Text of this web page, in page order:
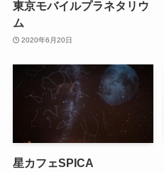
東京モバイルプラネタリウ
ム
2020年6月20日
星カフェSPICA